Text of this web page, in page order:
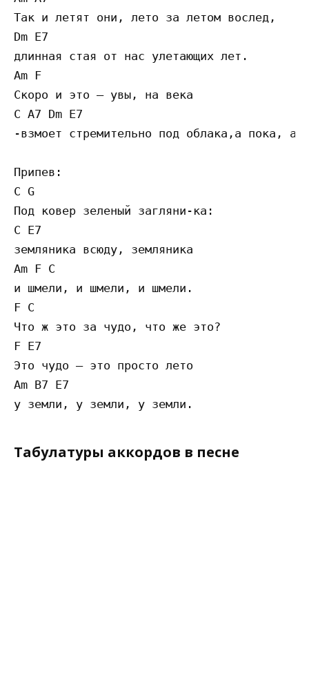
Так и летят они, лето за летом вослед,
Dm E7
длинная стая от нас улетающих лет.
Am F
Скоро и это — увы, на века
C A7 Dm E7
-взмоет стремительно под облака,а пока, а
Припев:
C G
Под ковер зеленый загляни-ка:
C E7
земляника всюду, земляника
Am F C
и шмели, и шмели, и шмели.
F C
Что ж это за чудо, что же это?
F E7
Это чудо — это просто лето
Am B7 E7
Табулатуры аккордов в песне